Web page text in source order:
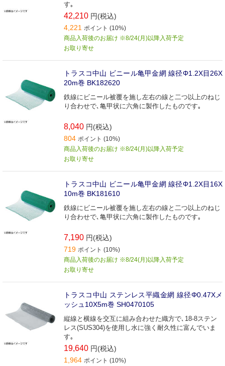
す｡
42,210 円(税込)
4,221 ポイント (10%)
商品入荷後のお届け ※8/24(月)以降入荷予定
お取り寄せ
トラスコ中山 ビニール亀甲金網 線径Φ1.2X目26X
20m巻 BK182620
鉄線にビニール被覆を施し左右の線と二つ以上のねじ
り合わせで､亀甲状に六角に製作したものです｡
8,040 円(税込)
804 ポイント (10%)
商品入荷後のお届け ※8/24(月)以降入荷予定
お取り寄せ
トラスコ中山 ビニール亀甲金網 線径Φ1.2X目16X
10m巻 BK181610
鉄線にビニール被覆を施し左右の線と二つ以上のねじ
り合わせで､亀甲状に六角に製作したものです｡
7,190 円(税込)
719 ポイント (10%)
商品入荷後のお届け ※8/24(月)以降入荷予定
お取り寄せ
トラスコ中山 ステンレス平織金網 線径Φ0.47Xメ
ッシュ10X5m巻 SH0470105
縦線と横線を交互に組み合わせた織方で､18-8ステン
レス(SUS304)を使用し水に強く耐久性に富んでいま
す｡
19,640 円(税込)
1,964 ポイント (10%)